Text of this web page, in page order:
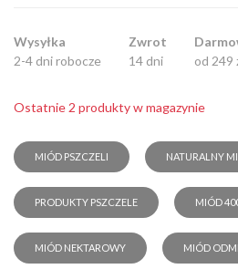
Wysyłka
2-4 dni robocze
Zwrot
14 dni
od 249
Ostatnie 2 produkty w magazynie
MIÓD PSZCZELI NATURALNY
PRODUKTY PSZCZELE MIÓD
MIÓD NEKTAROWY MIÓD